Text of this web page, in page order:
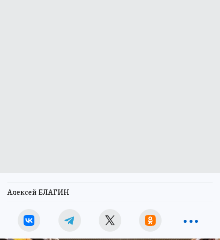
Алексей ЕЛАГИН